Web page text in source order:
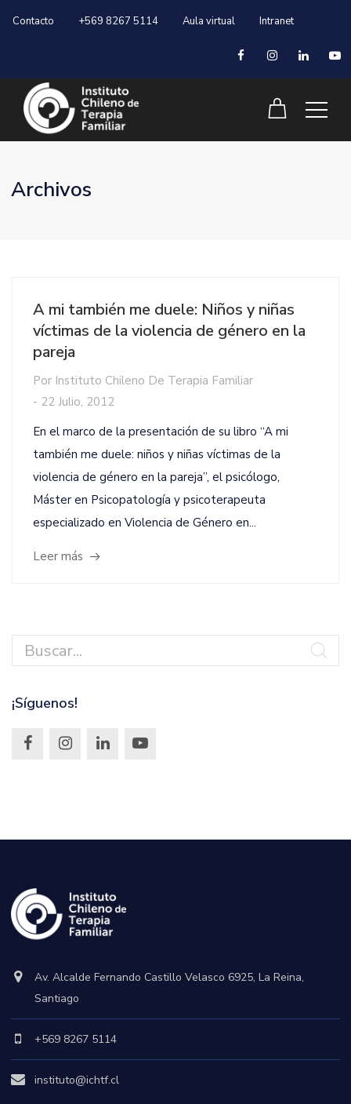
Contacto +569 8267 5114 Aula virtual Intranet
Archivos
A mi también me duele: Niños y niñas
víctimas de la violencia de género en la
pareja
Por Instituto Chileno De Terapia Familiar
- 22 Julio, 2012
En el marco de la presentación de su libro “A mi
también me duele: niños y niñas víctimas de la
violencia de género en la pareja”, el psicólogo,
Máster en Psicopatología y psicoterapeuta
especializado en Violencia de Género en...
Leer más
¡Síguenos!
Av. Alcalde Fernando Castillo Velasco 6925, La Reina,
Santiago
+569 8267 5114
instituto@ichtf.cl